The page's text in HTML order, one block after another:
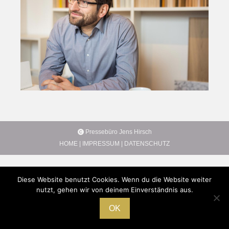
Pressebüro Jens Hirsch
HOME
IMPRESSUM DATENSCHUTZ
Diese Website benutzt Cookies. Wenn du die Website weiter
nutzt, gehen wir von deinem Einverständnis aus.
OK